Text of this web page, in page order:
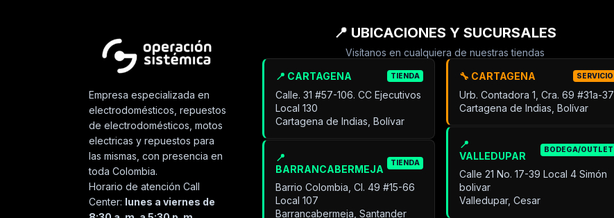
Empresa especializada en
electrodomésticos, repuestos
de electrodomésticos, motos
electricas y repuestos para
las mismas, con presencia en
toda Colombia.
Horario de atención Call
Center: lunes a viernes de
📍 UBICACIONES Y SUCURSALES
Visítanos en cualquiera de nuestras tiendas
📍 CARTAGENA TIENDA
Calle. 31 #57-106. CC Ejecutivos
Local 130
Cartagena de Indias, Bolívar
📍
BARRANCABERMEJA
TIENDA
Barrio Colombia, Cl. 49 #15-66
Local 107
Barrancabermeja, Santander
🔧 CARTAGENA SERVICIO
Urb. Contadora 1, Cra. 69 #31a-37
Cartagena de Indias, Bolívar
📍
VALLEDUPAR
BODEGA/OUTLET
Calle 21 No. 17-39 Local 4 Simón
bolivar
Valledupar, Cesar